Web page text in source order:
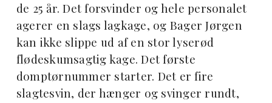
de 25 år. Det forsvinder og hele personalet
agerer en slags lagkage, og Bager Jørgen
kan ikke slippe ud af en stor lyserød
flødeskumsagtig kage. Det første
domptørnummer starter. Det er fire
slagtesvin, der hænger og svinger rundt,